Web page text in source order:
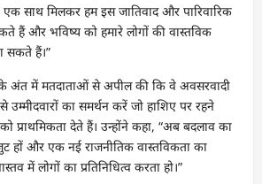
एक साथ मिलकर हम इस जातिवाद और पारिवारिक
हैं और भविष्य को हमारे लोगों की वास्तविक
सकते हैं।”
अंत में मतदाताओं से अपील की कि वे अवसरवादी
का समर्थन करें जो हाशिए पर रहने
प्राथमिकता देते हैं। उन्होंने कहा, “अब बदलाव का
और एक नई राजनीतिक वास्तविकता का
में लोगों का प्रतिनिधित्व करता हो।”